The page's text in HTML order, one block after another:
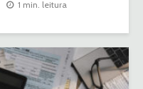
1 min. leitura